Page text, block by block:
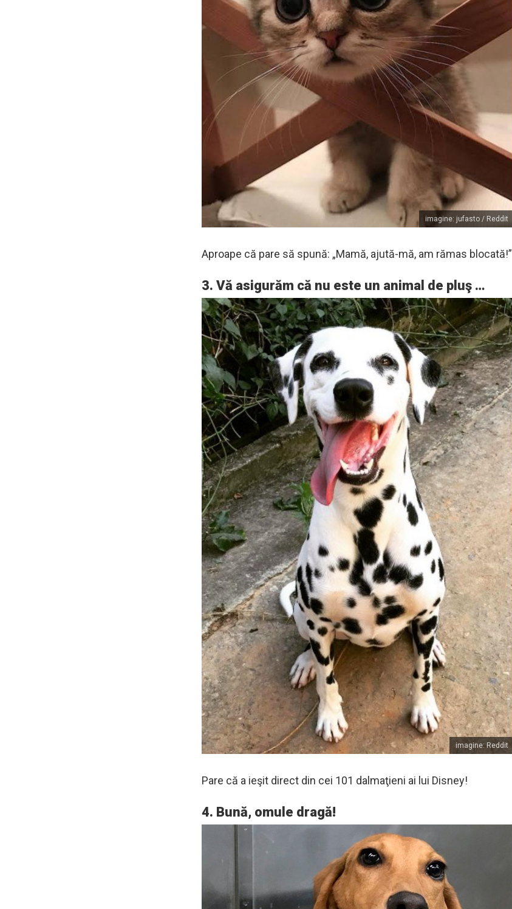
imagine: jufasto / Reddit
Aproape că pare să spună: „Mamă, ajută-mă, am rămas blocată!”
3. Vă asigurăm că nu este un animal de pluş …
imagine: Reddit
Pare că a ieşit direct din cei 101 dalmaţieni ai lui Disney!
4. Bună, omule dragă!